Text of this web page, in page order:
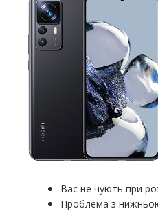
Вас не чують при
Проблема з